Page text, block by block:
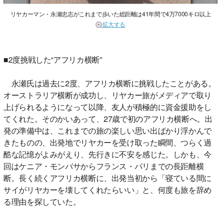
リヤカーマン・永瀬忠志がこれまで歩いた総距離は41年間で4万7000キロ以上
拡大する
■2度挑戦した“アフリカ横断”
永瀬氏は過去に2度、アフリカ横断に挑戦したことがある。
オーストラリア横断が成功し、リヤカー旅がメディアで取り
上げられるようになって以降、友人が積極的に資金援助をし
てくれた。そのかいあって、27歳で初のアフリカ横断へ。出
発の準備中は、これまでの旅の楽しい思い出ばかり浮かんで
きたものの、出発地でリヤカーを受け取った瞬間、つらく過
酷な記憶がよみがえり、先行きに不安を感じた。しかも、今
回はケニア・モンバサからフランス・パリまでの長距離横
断。長く続くアフリカ横断に、出発当初から「寝ている間に
サイがリヤカーを壊してくれたらいい」と、何度も旅を辞め
る理由を探していた。